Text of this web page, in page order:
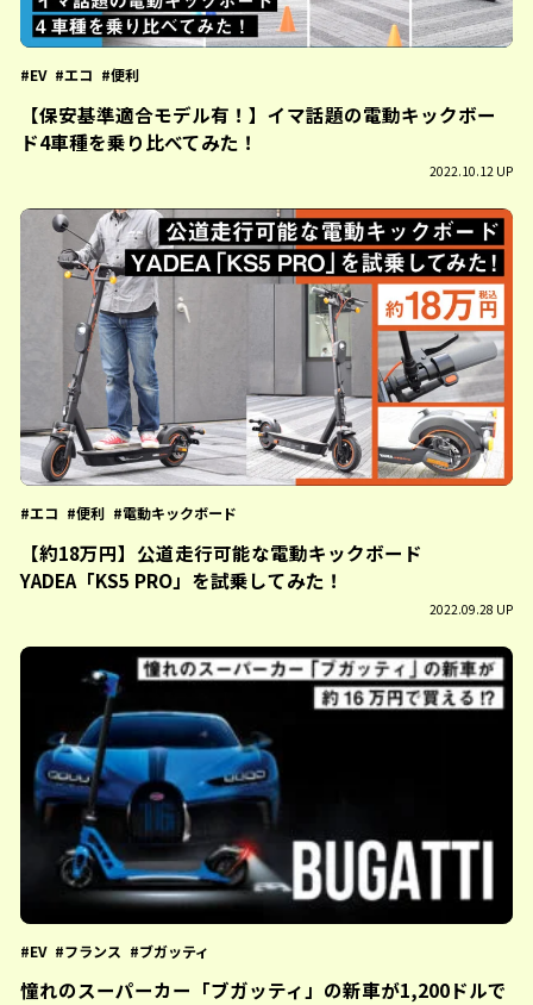
EV エコ 便利
【保安基準適合モデル有！】イマ話題の電動キックボー
ド4車種を乗り比べてみた！
2022.10.12 UP
エコ 便利 電動キックボード
【約18万円】公道走行可能な電動キックボード
YADEA「KS5 PRO」を試乗してみた！
2022.09.28 UP
EV フランス ブガッティ
憧れのスーパーカー「ブガッティ」の新車が1,200ドルで